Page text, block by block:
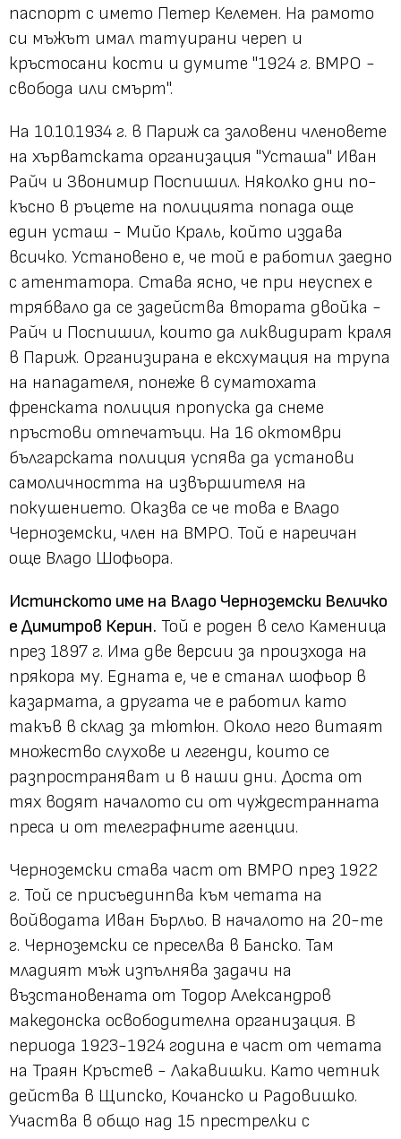
паспорт с името Петер Келемен. На рамото
си мъжът имал татуирани череп и
кръстосани кости и думите "1924 г. ВМРО -
свобода или смърт".
На 10.10.1934 г. в Париж са заловени членовете
на хърватската организация "Усташа" Иван
Райч и Звонимир Поспишил. Няколко дни по-
късно в ръцете на полицията попада още
един усташ - Мийо Краль, който издава
всичко. Установено е, че той е работил заедно
с атентатора. Става ясно, че при неуспех е
трябвало да се задейства втората двойка -
Райч и Поспишил, които да ликвидират краля
в Париж. Организирана е ексхумация на трупа
на нападателя, понеже в суматохата
френската полиция пропуска да снеме
пръстови отпечатъци. На 16 октомври
българската полиция успява да установи
самоличността на извършителя на
покушението. Оказва се че това е Владо
Черноземски, член на ВМРО. Той е нареичан
още Владо Шофьора.
Истинското име на Владо Черноземски Величко
е Димитров Керин. Той е роден в село Каменица
през 1897 г. Има две версии за произхода на
прякора му. Едната е, че е станал шофьор в
казармата, а другата че е работил като
такъв в склад за тютюн. Около него витаят
множество слухове и легенди, които се
разпространяват и в наши дни. Доста от
тях водят началото си от чуждестранната
преса и от телеграфните агенции.
Черноземски става част от ВМРО през 1922
г. Той се присъединпва към четата на
войводата Иван Бърльо. В началото на 20-те
г. Черноземски се преселва в Банско. Там
младият мъж изпълнява задачи на
възстановената от Тодор Александров
македонска освободителна организация. В
периода 1923-1924 година е част от четата
на Траян Кръстев - Лакавишки. Като четник
действа в Щипско, Кочанско и Радовишко.
Участва в общо над 15 престрелки с